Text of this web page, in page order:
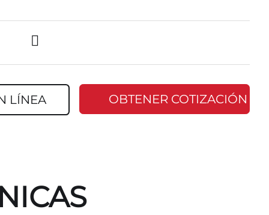
LÍNEA OBTENER COTIZACIÓN